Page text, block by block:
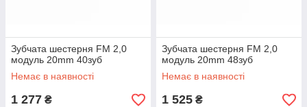
Зубчата шестерня FM 2,0
модуль 20mm 40зуб
Немає в наявності
1 277 ₴
Зубчата шестерня FM 2,0
модуль 20mm 48зуб
Немає в наявності
1 525 ₴